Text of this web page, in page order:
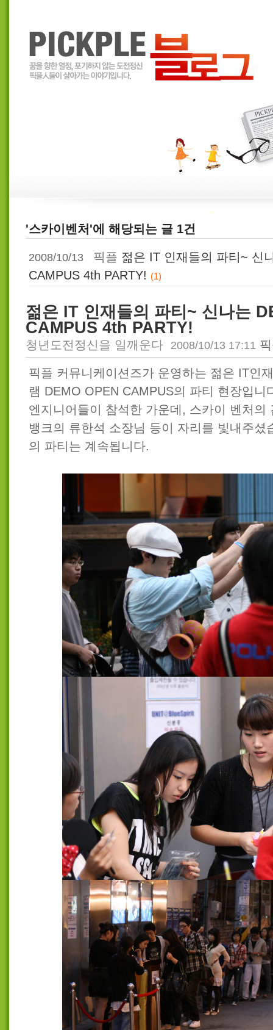
'스카이벤처'에 해당되는 글 1건
2008/10/13 픽플 젊은 IT 인재들의 파티~ 신
CAMPUS 4th PARTY! (1)
젊은 IT 인재들의 파티~ 신나는
CAMPUS 4th PARTY!
청년도전정신을 일깨운다 2008/10/13 17:11
픽플 커뮤니케이션즈가 운영하는 젊은 IT인
램 DEMO OPEN CAMPUS의 파티 현장입니
엔지니어들이 참석한 가운데, 스카이 벤처의
뱅크의 류한석 소장님 등이 자리를 빛내주셨
의 파티는 계속됩니다.